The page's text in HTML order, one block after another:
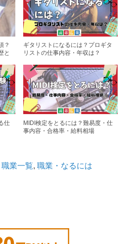
？
と
ギタリストになるには？プロギタ
リストの仕事内容・年収は？
仕
MIDI検定をとるには？難易度・仕
事内容・合格率・給料相場
業一覧, 職業・なるには